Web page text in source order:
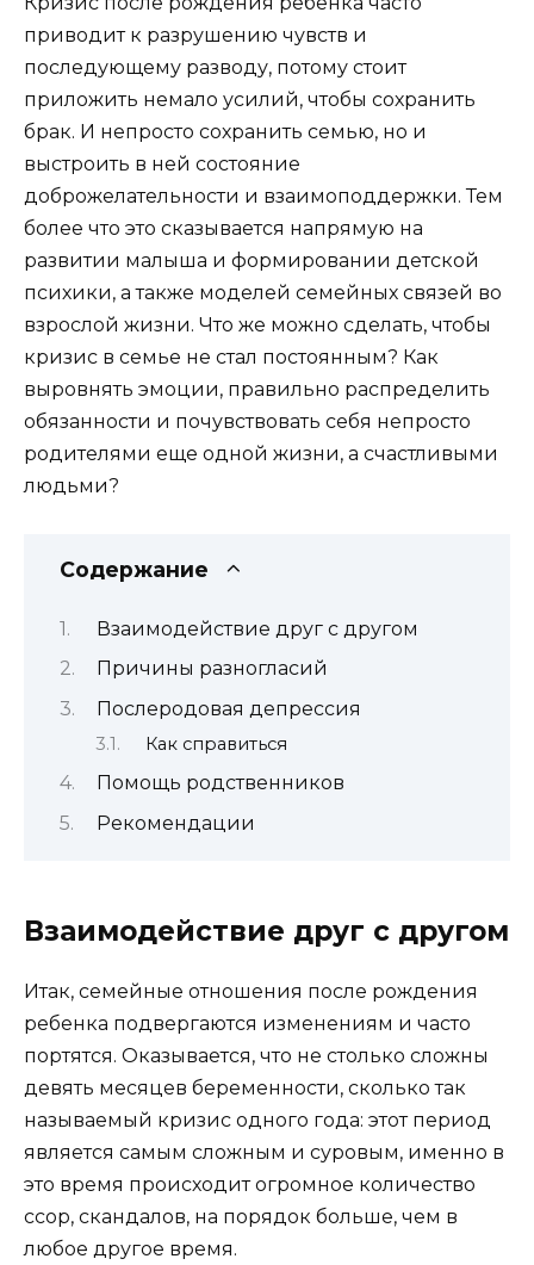
приводит к разрушению чувств и
последующему разводу, потому стоит
приложить немало усилий, чтобы сохранить
брак. И непросто сохранить семью, но и
выстроить в ней состояние
доброжелательности и взаимоподдержки. Тем
более что это сказывается напрямую на
развитии малыша и формировании детской
психики, а также моделей семейных связей во
взрослой жизни. Что же можно сделать, чтобы
кризис в семье не стал постоянным? Как
выровнять эмоции, правильно распределить
обязанности и почувствовать себя непросто
родителями еще одной жизни, а счастливыми
людьми?
Содержание
Взаимодействие друг с другом
Причины разногласий
Послеродовая депрессия
Как справиться
Помощь родственников
Рекомендации
Взаимодействие друг с другом
Итак, семейные отношения после рождения
ребенка подвергаются изменениям и часто
портятся. Оказывается, что не столько сложны
девять месяцев беременности, сколько так
называемый кризис одного года: этот период
является самым сложным и суровым, именно в
это время происходит огромное количество
ссор, скандалов, на порядок больше, чем в
любое другое время.